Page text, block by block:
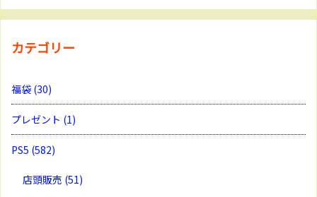
カテゴリー
福袋 (30)
プレゼント (1)
PS5 (582)
店頭販売 (51)